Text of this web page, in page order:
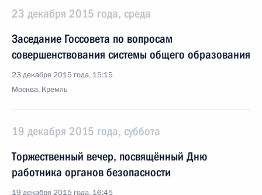
23 декабря 2015 года, среда
Заседание Госсовета по вопросам
совершенствования системы общего образования
23 декабря 2015 года, 15:15
Москва, Кремль
19 декабря 2015 года, суббота
Торжественный вечер, посвящённый Дню
работника органов безопасности
19 декабря 2015 года, 16:45